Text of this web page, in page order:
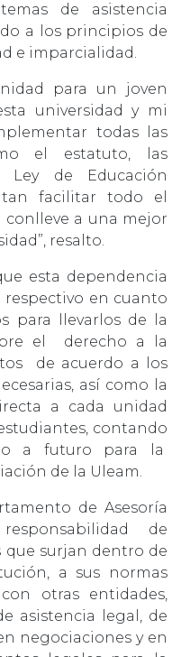
de asistencia
a los principios de
e imparcialidad.
para un joven
universidad y mi
todas las
el estatuto, las
Ley de Educación
facilitar todo el
a una mejor
resalto.
esta dependencia
respectivo en cuanto
para llevarlos de la
el derecho a la
de acuerdo a los
así como la
a cada unidad
contando
a futuro para la
de la Uleam.
de Asesoría
de
que surjan dentro de
a sus normas
otras entidades,
asistencia legal, de
negociaciones y en